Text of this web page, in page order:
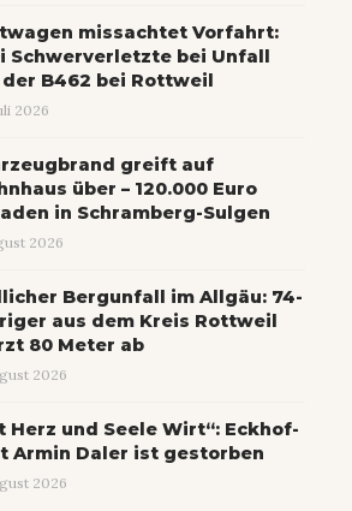
missachtet Vorfahrt:
Schwerverletzte bei Unfall
B462 bei Rottweil
2026
greift auf
über – 120.000 Euro
in Schramberg-Sulgen
2026
Bergunfall im Allgäu: 74-
aus dem Kreis Rottweil
80 Meter ab
2026
Herz und Seele Wirt“: Eckhof-
Armin Daler ist gestorben
2026